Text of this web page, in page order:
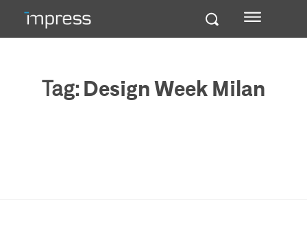
Tag: Design Week Milan